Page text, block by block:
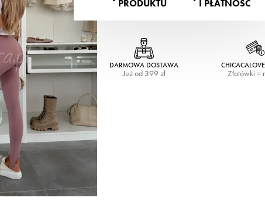
PRODUKTU
I PŁATNOŚĆ
DARMOWA DOSTAWA
Już od 399 zł Złotówki =